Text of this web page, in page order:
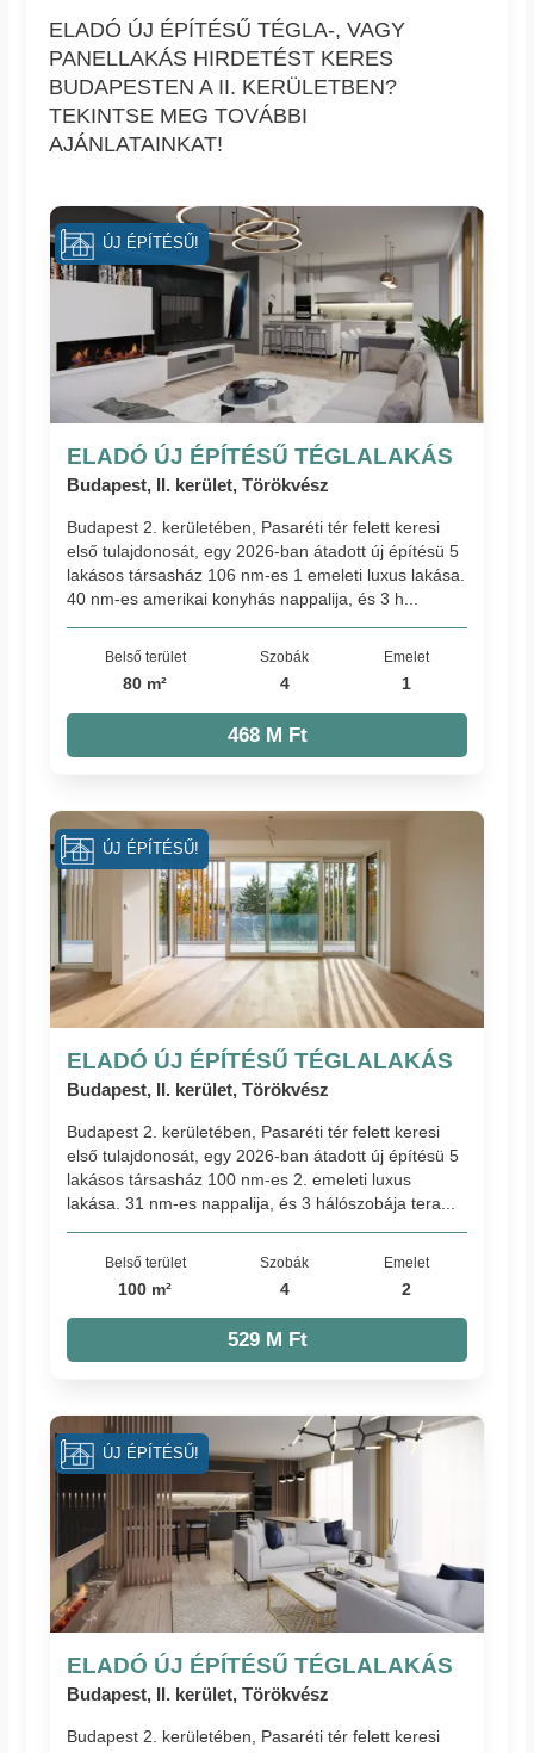
ELADÓ ÚJ ÉPÍTÉSŰ TÉGLA-, VAGY
PANELLAKÁS HIRDETÉST KERES
BUDAPESTEN A II. KERÜLETBEN?
TEKINTSE MEG TOVÁBBI
AJÁNLATAINKAT!
ELADÓ ÚJ ÉPÍTÉSŰ TÉGLALAKÁS
Budapest, II. kerület, Törökvész
Budapest 2. kerületében, Pasaréti tér felett keresi
első tulajdonosát, egy 2026-ban átadott új építésü 5
lakásos társasház 106 nm-es 1 emeleti luxus lakása.
40 nm-es amerikai konyhás nappalija, és 3 h...
Belső terület
80 m²
Szobák
4
Emelet
1
468 M Ft
ÚJ ÉPÍTÉSŰ!
ELADÓ ÚJ ÉPÍTÉSŰ TÉGLALAKÁS
Budapest, II. kerület, Törökvész
Budapest 2. kerületében, Pasaréti tér felett keresi
első tulajdonosát, egy 2026-ban átadott új építésü 5
lakásos társasház 100 nm-es 2. emeleti luxus
lakása. 31 nm-es nappalija, és 3 hálószobája tera...
Belső terület
100 m²
Szobák
4
Emelet
2
529 M Ft
ÚJ ÉPÍTÉSŰ!
ELADÓ ÚJ ÉPÍTÉSŰ TÉGLALAKÁS
Budapest, II. kerület, Törökvész
Budapest 2. kerületében, Pasaréti tér felett keresi
ÚJ ÉPÍTÉSŰ!